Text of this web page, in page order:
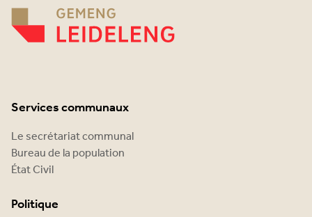
Services communaux
Le secrétariat communal
Bureau de la population
État Civil
Politique